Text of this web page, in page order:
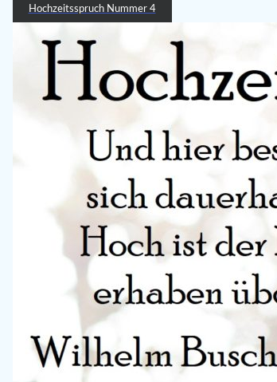
Hochzeitsspruch Nummer 4